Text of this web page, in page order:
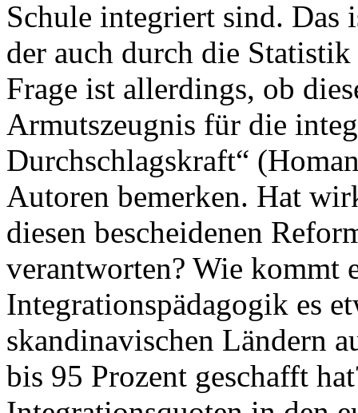
Schule integriert sind. Das
der auch durch die
Frage ist allerdings, ob
Armutszeugnis für die
Durchschlagskraft“
Autoren bemerken. Hat
diesen bescheidenen
verantworten? Wie kommt
Integrationspädagogik es
skandinavischen Ländern
bis 95 Prozent geschafft